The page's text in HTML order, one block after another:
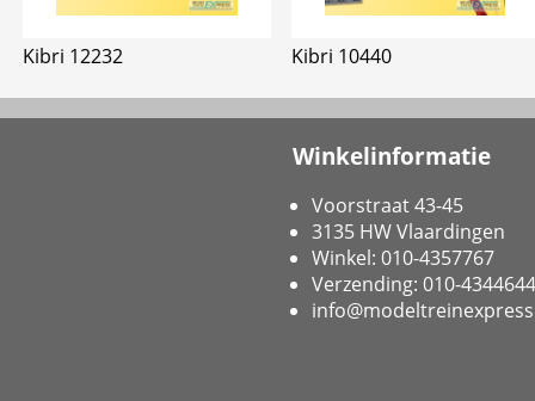
Kibri 12232 Kibri 10440
Winkelinformatie
Voorstraat 43-45
3135 HW Vlaardingen
Winkel: 010-4357767
Verzending: 010-4344644